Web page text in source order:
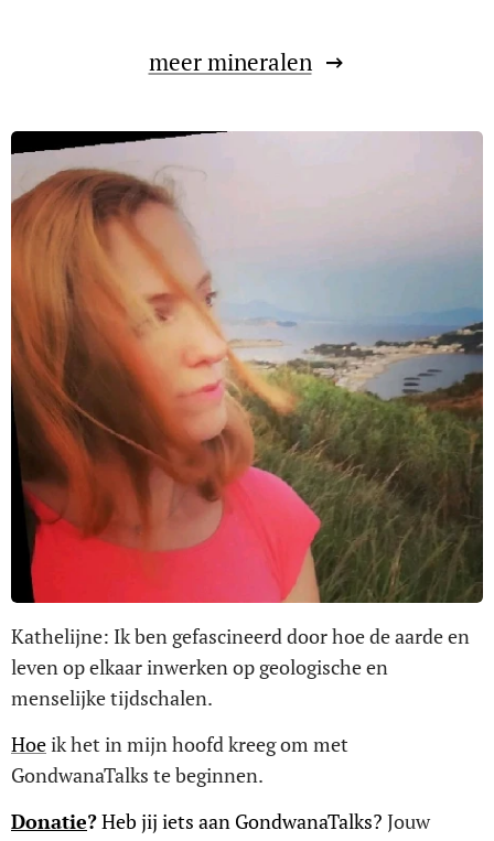
meer mineralen
Kathelijne: Ik ben gefascineerd door hoe de aarde en
leven op elkaar inwerken op geologische en
menselijke tijdschalen.
Hoeik het in mijn hoofd kreeg om met
GondwanaTalks te beginnen.
Donatie?Heb jij iets aan GondwanaTalks? Jouw